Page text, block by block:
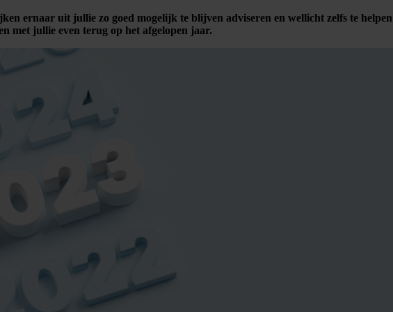
ernaar uit jullie zo goed mogelijk te blijven adviseren en wellicht zelfs te
met jullie even terug op het afgelopen jaar.